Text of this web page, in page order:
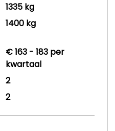
1335 kg
1400 kg
€ 163 - 183 per
kwartaal
2
2